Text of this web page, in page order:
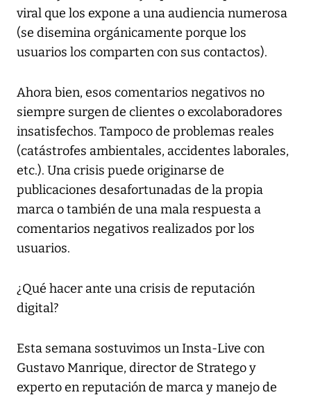
viral que los expone a una audiencia numerosa
(se disemina orgánicamente porque los
usuarios los comparten con sus contactos).
Ahora bien, esos comentarios negativos no
siempre surgen de clientes o excolaboradores
insatisfechos. Tampoco de problemas reales
(catástrofes ambientales, accidentes laborales,
etc.). Una crisis puede originarse de
publicaciones desafortunadas de la propia
marca o también de una mala respuesta a
comentarios negativos realizados por los
usuarios.
¿Qué hacer ante una crisis de reputación
digital?
Esta semana sostuvimos un Insta-Live con
Gustavo Manrique, director de Stratego y
experto en reputación de marca y manejo de